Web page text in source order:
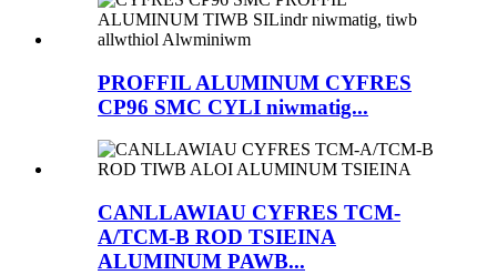
PROFFIL ALUMINUM CYFRES
CP96 SMC CYLI niwmatig...
CANLLAWIAU CYFRES TCM-
A/TCM-B ROD TSIEINA
ALUMINUM PAWB...